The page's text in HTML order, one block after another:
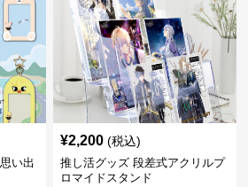
い出
¥2,200 (税込)
推し活グッズ 段差式アクリルプ
ロマイドスタンド